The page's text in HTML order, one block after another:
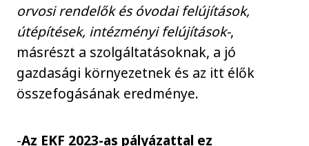
orvosi rendelők és óvodai felújítások,
útépítések, intézményi felújítások-,
másrészt a szolgáltatásoknak, a jó
gazdasági környezetnek és az itt élők
összefogásának eredménye.
-Az EKF 2023-as pályázattal ez